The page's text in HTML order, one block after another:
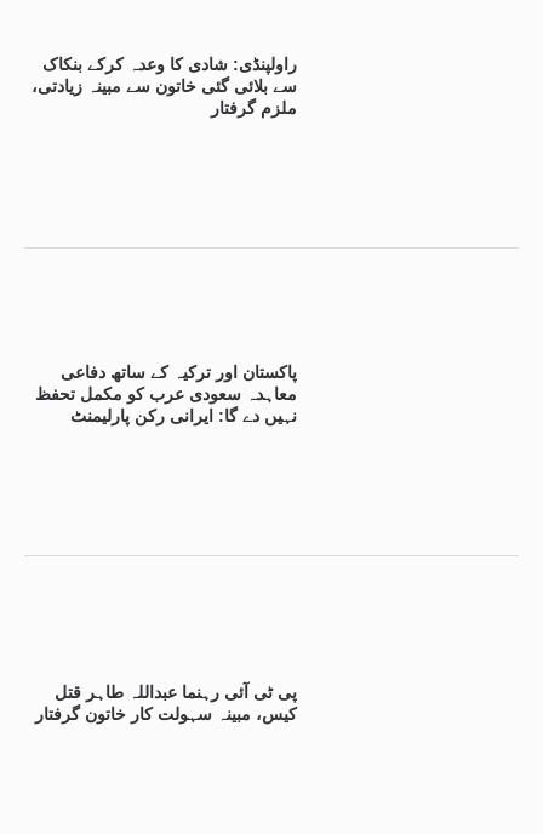
راولپنڈی: شادی کا وعدہ کرکے بنکاک
سے بلائی گئی خاتون سے مبینہ زیادتی،
ملزم گرفتار
پاکستان اور ترکیہ کے ساتھ دفاعی
معاہدہ سعودی عرب کو مکمل تحفظ
نہیں دے گا: ایرانی رکن پارلیمنٹ
پی ٹی آئی رہنما عبداللہ طاہر قتل
کیس، مبینہ سہولت کار خاتون گرفتار